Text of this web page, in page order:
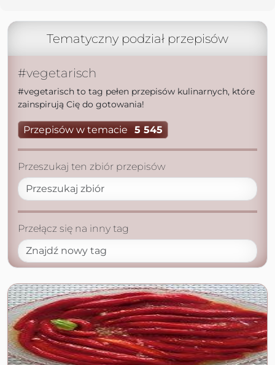
Tematyczny podział przepisów
#vegetarisch
#vegetarisch to tag pełen przepisów kulinarnych, które
zainspirują Cię do gotowania!
Przepisów w temacie 5 545
Przeszukaj ten zbiór przepisów
Przełącz się na inny tag